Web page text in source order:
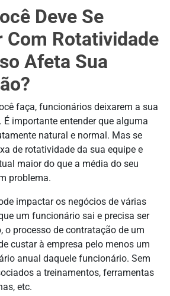
Deve Se
Com Rotatividade
Afeta Sua
faça, funcionários deixarem a sua
É importante entender que alguma
natural e normal. Mas se
de rotatividade da sua equipe e
maior do que a média do seu
problema.
impactar os negócios de várias
um funcionário sai e precisa ser
o processo de contratação de um
custar à empresa pelo menos um
anual daquele funcionário. Sem
a treinamentos, ferramentas
etc.